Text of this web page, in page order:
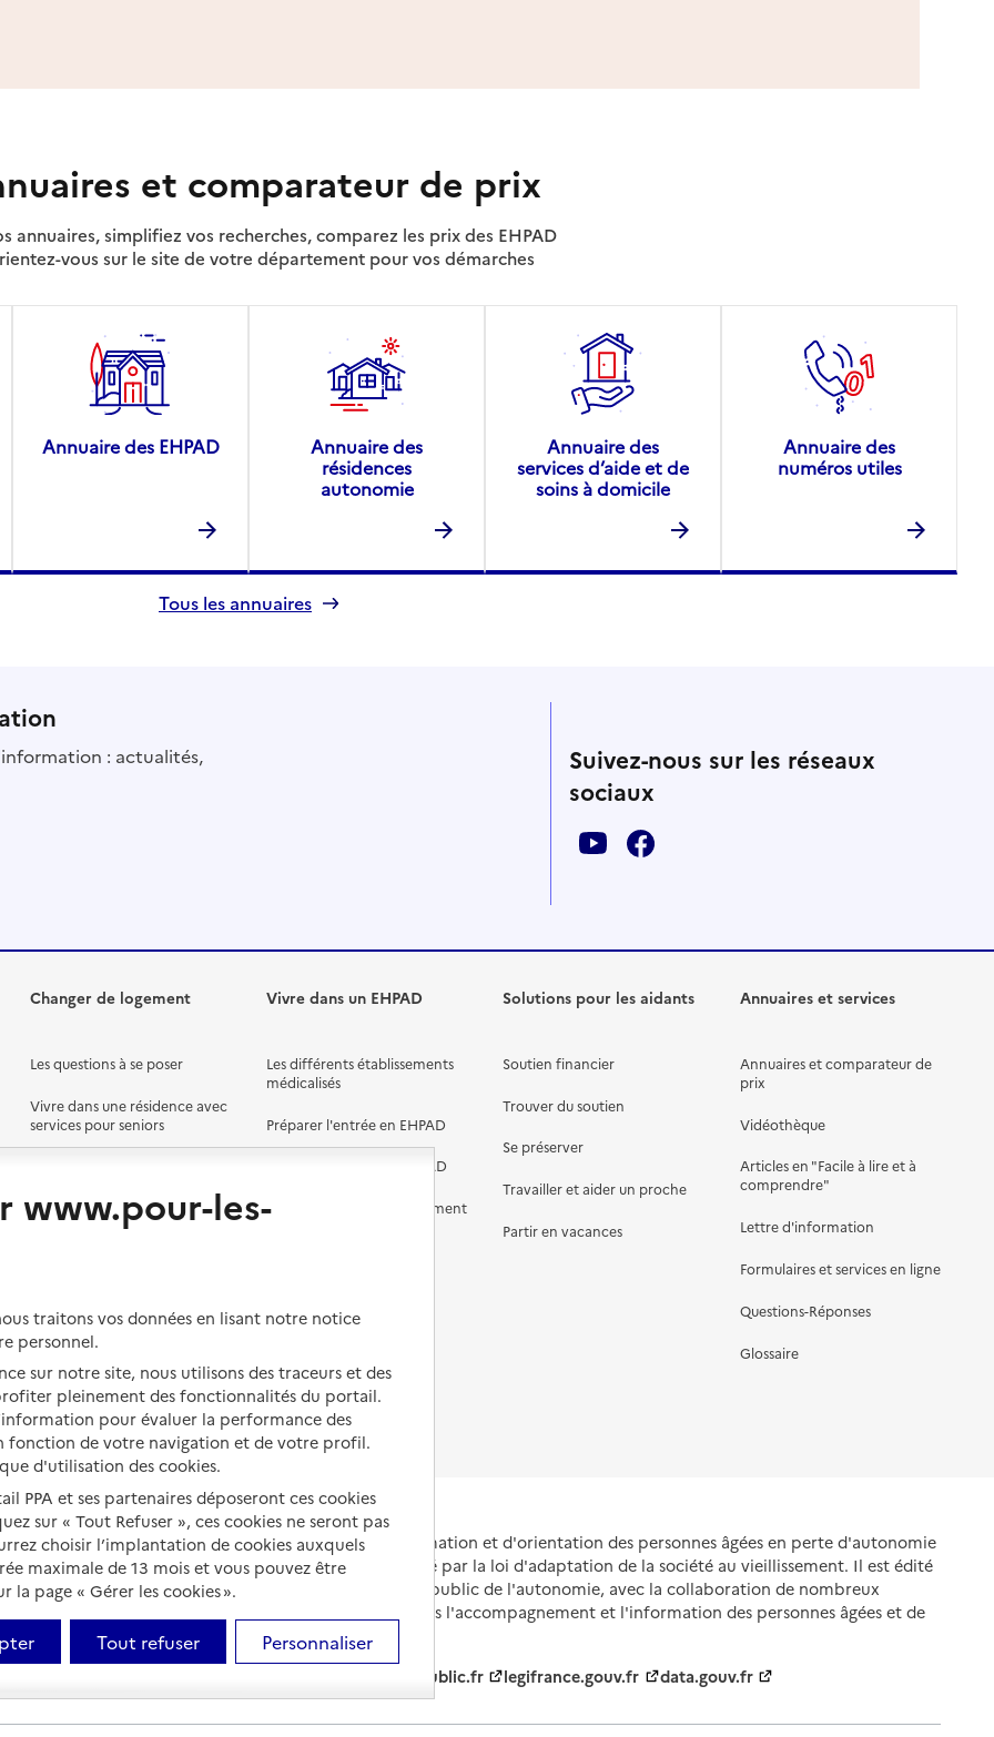
et comparateur de prix
annuaires, simplifiez vos recherches, comparez les prix des EHPAD
vous sur le site de votre département pour vos démarches
Annuaire des EHPAD
Annuaire des
résidences
autonomie
Annuaire des
services d’aide et de
soins à domicile
Annuaire des
numéros utiles
Tous les annuaires
: actualités,
Suivez-nous sur les réseaux
sociaux
Changer de logement
Les questions à se poser
Vivre dans une résidence avec
services pour seniors
Vivre en accueil familial
Vivre dans un EHPAD
Les différents établissements
médicalisés
Préparer l'entrée en EHPAD
Aides financières en EHPAD
Prévention, accompagnement
Droits en EHPAD
Fin de vie en EHPAD
Solutions pour les aidants
Soutien financier
Trouver du soutien
Se préserver
Travailler et aider un proche
Partir en vacances
Annuaires et services
Annuaires et comparateur de
prix
Vidéothèque
Articles en "Facile à lire et à
comprendre"
Lettre d'information
Formulaires et services en ligne
Questions-Réponses
Glossaire
Portail national d'information et d'orientation des personnes âgées en perte d'autonomie
et de leurs proches, créé par la loi d'adaptation de la société au vieillissement. Il est édité
et animé par le Service public de l'autonomie, avec la collaboration de nombreux
partenaires engagés dans l'accompagnement et l'information des personnes âgées et de
leurs aidants.
service-public.fr legifrance.gouv.fr data.gouv.fr
www.pour-les-
traitons vos données en lisant notre notice
personnel.
sur notre site, nous utilisons des traceurs et des
pleinement des fonctionnalités du portail.
pour évaluer la performance des
fonction de votre navigation et de votre profil.
d'utilisation des cookies.
PPA et ses partenaires déposeront ces cookies
sur « Tout Refuser », ces cookies ne seront pas
choisir l’implantation de cookies auxquels
maximale de 13 mois et vous pouvez être
page « Gérer les cookies ».
Tout refuser Personnaliser